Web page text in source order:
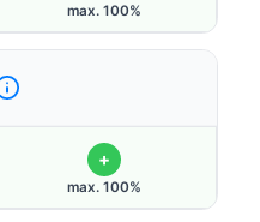
max. 100%
+
max. 100%